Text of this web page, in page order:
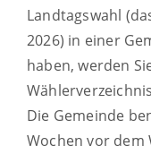
Landtagswahl
2026) in einer
haben, werden
Die Gemeinde
Wochen vor dem